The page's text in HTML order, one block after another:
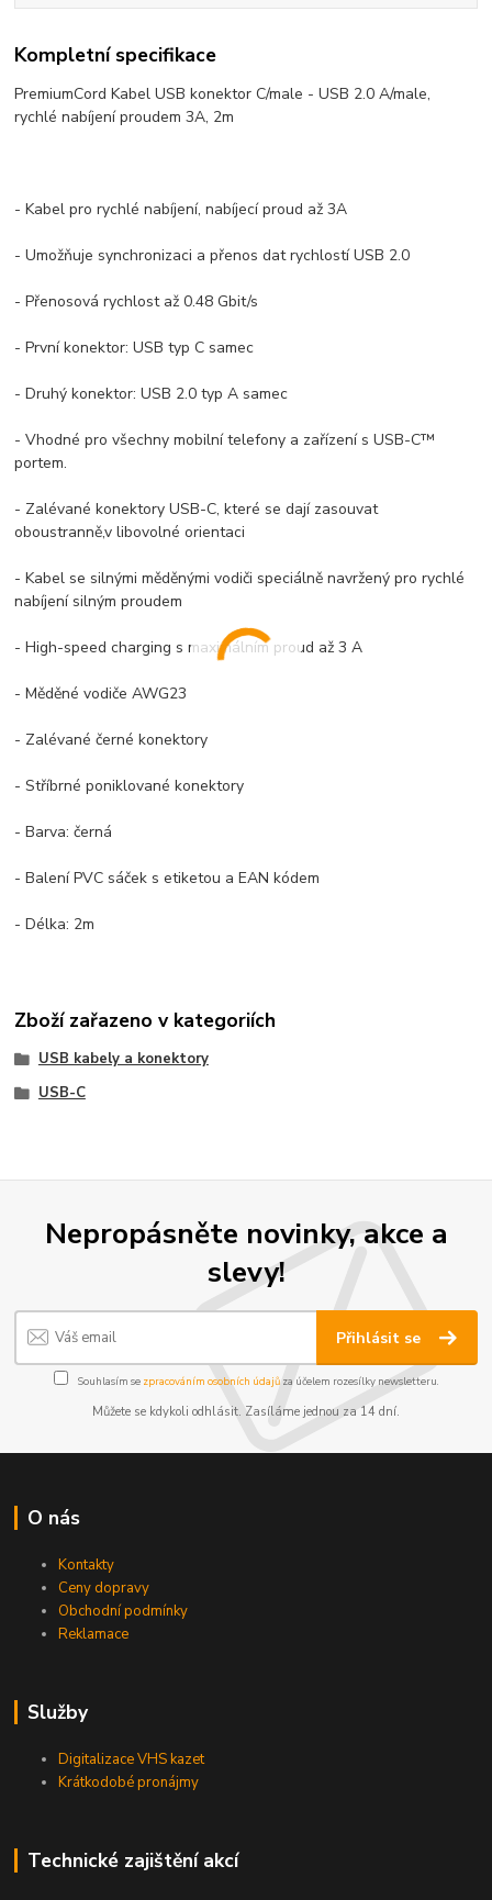
Kompletní specifikace
PremiumCord Kabel USB konektor C/male - USB 2.0 A/male,
rychlé nabíjení proudem 3A, 2m
- Kabel pro rychlé nabíjení, nabíjecí proud až 3A
- Umožňuje synchronizaci a přenos dat rychlostí USB 2.0
- Přenosová rychlost až 0.48 Gbit/s
- První konektor: USB typ C samec
- Druhý konektor: USB 2.0 typ A samec
- Vhodné pro všechny mobilní telefony a zařízení s USB-C™
portem.
- Zalévané konektory USB-C, které se dají zasouvat
oboustranně,v libovolné orientaci
- Kabel se silnými měděnými vodiči speciálně navržený pro rychlé
nabíjení silným proudem
- High-speed charging s maximálním proud až 3 A
- Měděné vodiče AWG23
- Zalévané černé konektory
- Stříbrné poniklované konektory
- Barva: černá
- Balení PVC sáček s etiketou a EAN kódem
- Délka: 2m
Zboží zařazeno v kategoriích
USB kabely a konektory
USB-C
Nepropásněte novinky, akce a
slevy!
Přihlásit se
Souhlasím se zpracováním osobních údajůza účelem rozesílky newsletteru.
Můžete se kdykoli odhlásit. Zasíláme jednou za 14 dní.
O nás
Kontakty
Ceny dopravy
Obchodní podmínky
Reklamace
Služby
Digitalizace VHS kazet
Krátkodobé pronájmy
Technické zajištění akcí